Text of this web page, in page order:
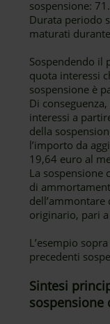
sospensione:
Durata periodo
maturati
Sospendendo il
quota interessi
sospensione è
Di
interessi a
della
l’importo da
19,64 euro al
La sospensione
di
originario, pari
L’esempio
precedenti
Sintesi
sospensione